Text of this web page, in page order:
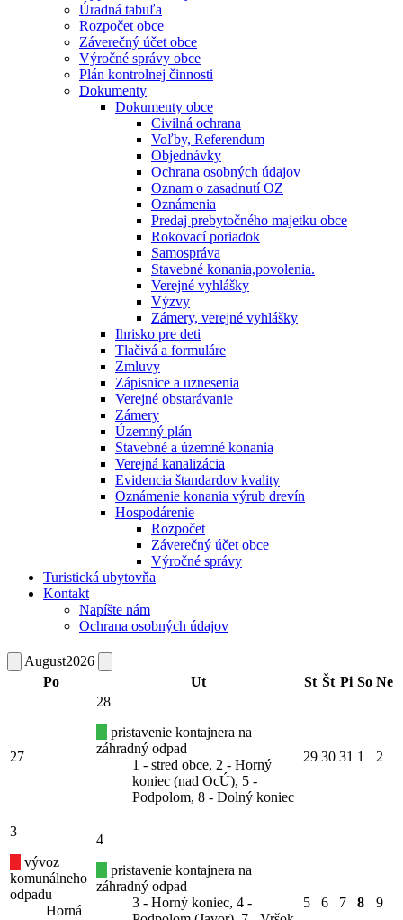
Úradná tabuľa
Rozpočet obce
Záverečný účet obce
Výročné správy obce
Plán kontrolnej činnosti
Dokumenty
Dokumenty obce
Civilná ochrana
Voľby, Referendum
Objednávky
Ochrana osobných údajov
Oznam o zasadnutí OZ
Oznámenia
Predaj prebytočného majetku obce
Rokovací poriadok
Samospráva
Stavebné konania,povolenia.
Verejné vyhlášky
Výzvy
Zámery, verejné vyhlášky
Ihrisko pre deti
Tlačivá a formuláre
Zmluvy
Zápisnice a uznesenia
Verejné obstarávanie
Zámery
Územný plán
Stavebné a územné konania
Verejná kanalizácia
Evidencia štandardov kvality
Oznámenie konania výrub drevín
Hospodárenie
Rozpočet
Záverečný účet obce
Výročné správy
Turistická ubytovňa
Kontakt
Napíšte nám
Ochrana osobných údajov
August2026
Po
Ut St Št Pi So Ne
27
28
pristavenie kontajnera na
záhradný odpad
1 - stred obce, 2 - Horný
koniec (nad OcÚ), 5 -
Podpolom, 8 - Dolný koniec
29 30 31 1 2
3
vývoz
komunálneho
odpadu
Horná
4
pristavenie kontajnera na
záhradný odpad
3 - Horný koniec, 4 -
5 6 7 8 9